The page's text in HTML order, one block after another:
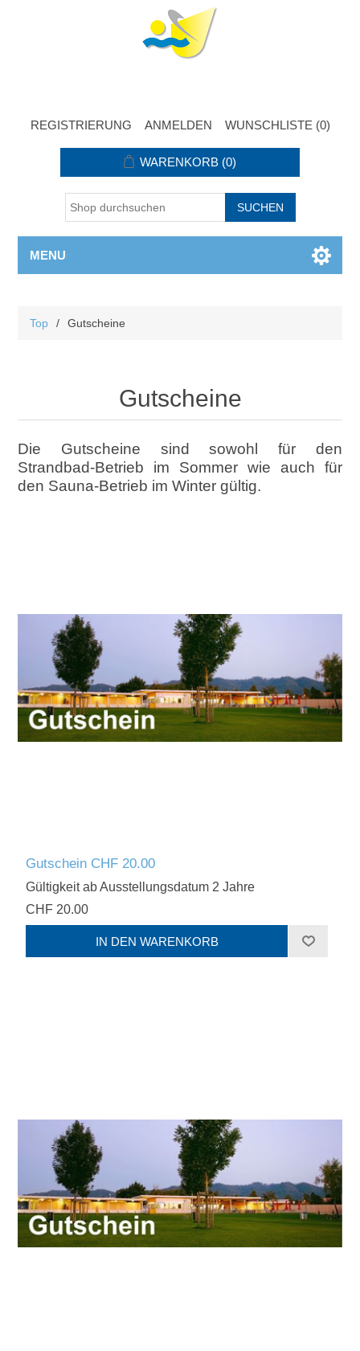
REGISTRIERUNG ANMELDEN WUNSCHLISTE (0)
WARENKORB (0)
MENU
Top / Gutscheine
Gutscheine
Die Gutscheine sind sowohl für den
Strandbad-Betrieb im Sommer wie auch für
den Sauna-Betrieb im Winter gültig.
Gutschein CHF 20.00
Gültigkeit ab Ausstellungsdatum 2 Jahre
CHF 20.00